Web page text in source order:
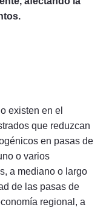
existen en el
que reduzcan
en pasas de
o varios
a mediano o largo
de las pasas de
regional, a